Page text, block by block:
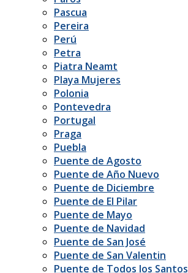
Pascua
Pereira
Perú
Petra
Piatra Neamt
Playa Mujeres
Polonia
Pontevedra
Portugal
Praga
Puebla
Puente de Agosto
Puente de Año Nuevo
Puente de Diciembre
Puente de El Pilar
Puente de Mayo
Puente de Navidad
Puente de San José
Puente de San Valentin
Puente de Todos los Santos